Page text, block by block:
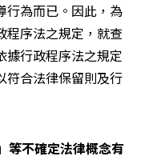
行為而已。因此，為
程序法之規定，就查
據行政程序法之規定
符合法律保留則及行
等不確定法律概念有